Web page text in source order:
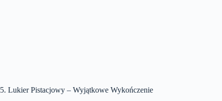
5. Lukier Pistacjowy – Wyjątkowe Wykończenie